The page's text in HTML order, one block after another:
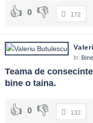
0 172
In: Bine
Teama de
bine o taina.
0 132